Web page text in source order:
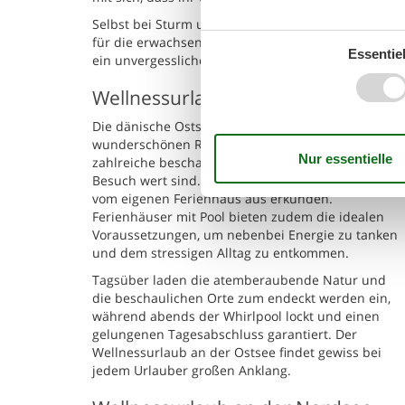
Selbst bei Sturm und Regen findet sich also
für die erwachsenen Bewohner . Ein Urlaub mit
ein unvergessliches Erlebnis für Groß und Klein zu
Wellnessurlaub an der Ostsee
Die dänische Ostseeküste ist gespickt mit
wunderschönen Regionen und beheimatet
zahlreiche beschauliche Inseln, die definitiv einen
Besuch wert sind. Am besten lässt sich die Gegend
vom eigenen Ferienhaus aus erkunden.
Ferienhäuser mit Pool bieten zudem die idealen
Voraussetzungen, um nebenbei Energie zu tanken
und dem stressigen Alltag zu entkommen.
Tagsüber laden die atemberaubende Natur und
die beschaulichen Orte zum endeckt werden ein,
während abends der Whirlpool lockt und einen
gelungenen Tagesabschluss garantiert. Der
Wellnessurlaub an der Ostsee findet gewiss bei
jedem Urlauber großen Anklang.